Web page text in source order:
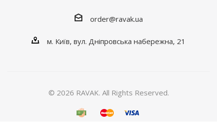
order@ravak.ua
м. Київ, вул. Дніпровська набережна, 21
© 2026 RAVAK. All Rights Reserved.